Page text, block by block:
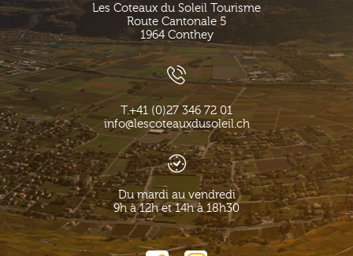
Les Coteaux du Soleil Tourisme
Route Cantonale 5
1964 Conthey
T.+41 (0)27 346 72 01
info@lescoteauxdusoleil.ch
Du mardi au vendredi
9h à 12h et 14h à 18h30